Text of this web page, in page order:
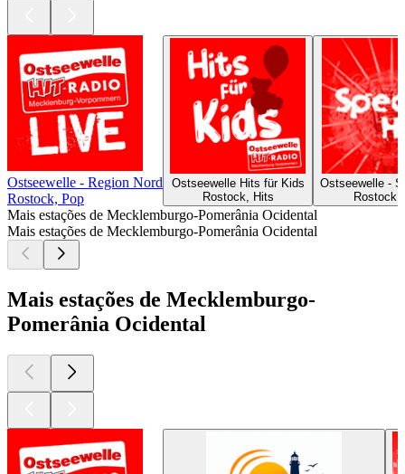
Ostseewelle - Region Nord
Rostock, Pop
Ostseewelle Hits für Kids
Rostock, Hits
Ostseewelle -
Rostock,
Mais estações de Mecklemburgo-Pomerânia Ocidental
Mais estações de Mecklemburgo-Pomerânia Ocidental
Mais estações de Mecklemburgo-
Pomerânia Ocidental